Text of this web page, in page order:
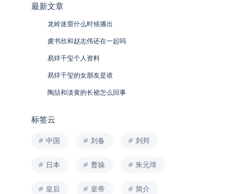
最新文章
龙岭迷窟什么时候播出
虞书欣和赵志伟还在一起吗
易烊千玺个人资料
易烊千玺的女朋友是谁
陶喆和淡黄的长裙怎么回事
标签云
中国 刘备 刘邦
日本 曹操 朱元璋
皇后 皇帝 简介